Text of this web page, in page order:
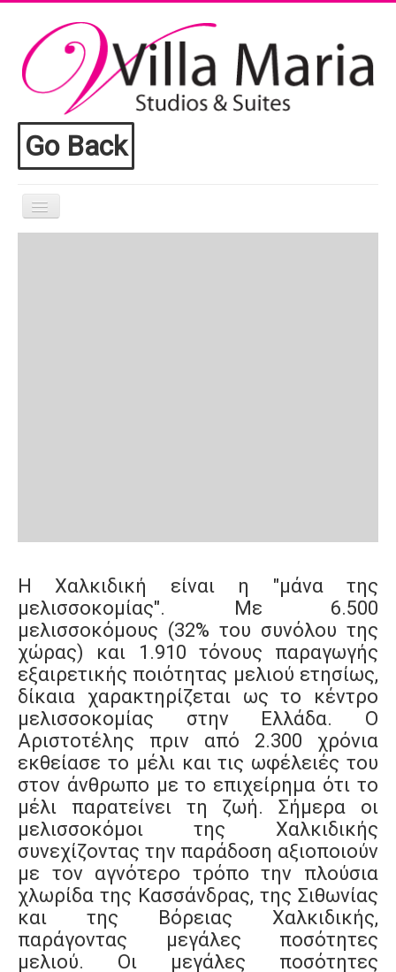
Go Back
Η Χαλκιδική είναι η "μάνα της
μελισσοκομίας". Με 6.500
μελισσοκόμους (32% του συνόλου της
χώρας) και 1.910 τόνους παραγωγής
εξαιρετικής ποιότητας μελιού ετησίως,
δίκαια χαρακτηρίζεται ως το κέντρο
μελισσοκομίας στην Ελλάδα. Ο
Αριστοτέλης πριν από 2.300 χρόνια
εκθείασε το μέλι και τις ωφέλειές του
στον άνθρωπο με το επιχείρημα ότι το
μέλι παρατείνει τη ζωή. Σήμερα οι
μελισσοκόμοι της Χαλκιδικής
συνεχίζοντας την παράδοση αξιοποιούν
με τον αγνότερο τρόπο την πλούσια
χλωρίδα της Κασσάνδρας, της Σιθωνίας
και της Βόρειας Χαλκιδικής,
παράγοντας μεγάλες ποσότητες
μελιού. Οι μεγάλες ποσότητες